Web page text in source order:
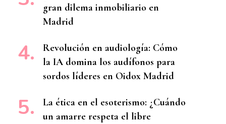
gran dilema inmobiliario en
Madrid
Revolución en audiología: Cómo
la IA domina los audífonos para
sordos líderes en Oidox Madrid
La ética en el esoterismo: ¿Cuándo
un amarre respeta el libre